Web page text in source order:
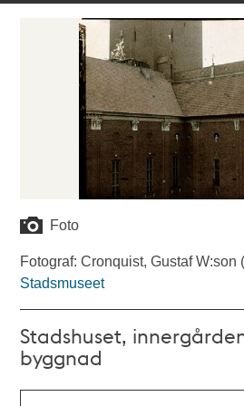
Foto
Fotograf: Cronquist, Gustaf W:son
Stadsmuseet
Stadshuset,
byggnad